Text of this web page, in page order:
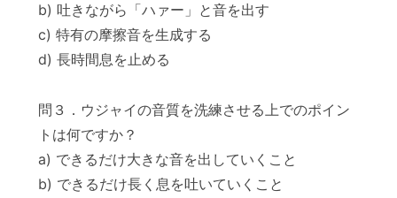
b) 吐きながら「ハァー」と音を出す
c) 特有の摩擦音を生成する
d) 長時間息を止める
問３．ウジャイの音質を洗練させる上でのポイン
トは何ですか？
a) できるだけ大きな音を出していくこと
b) できるだけ長く息を吐いていくこと